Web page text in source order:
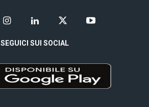
SEGUICI SUI SOCIAL